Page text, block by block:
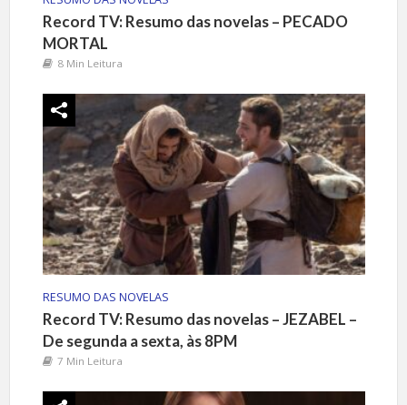
Record TV: Resumo das novelas – PECADO
MORTAL
8 Min Leitura
RESUMO DAS NOVELAS
Record TV: Resumo das novelas – JEZABEL –
De segunda a sexta, às 8PM
7 Min Leitura